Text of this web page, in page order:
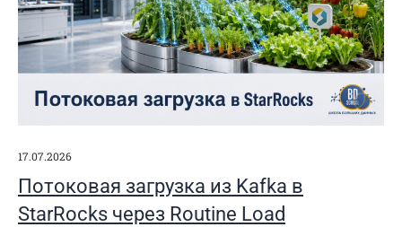
17.07.2026
Потоковая загрузка из Kafka в
StarRocks через Routine Load